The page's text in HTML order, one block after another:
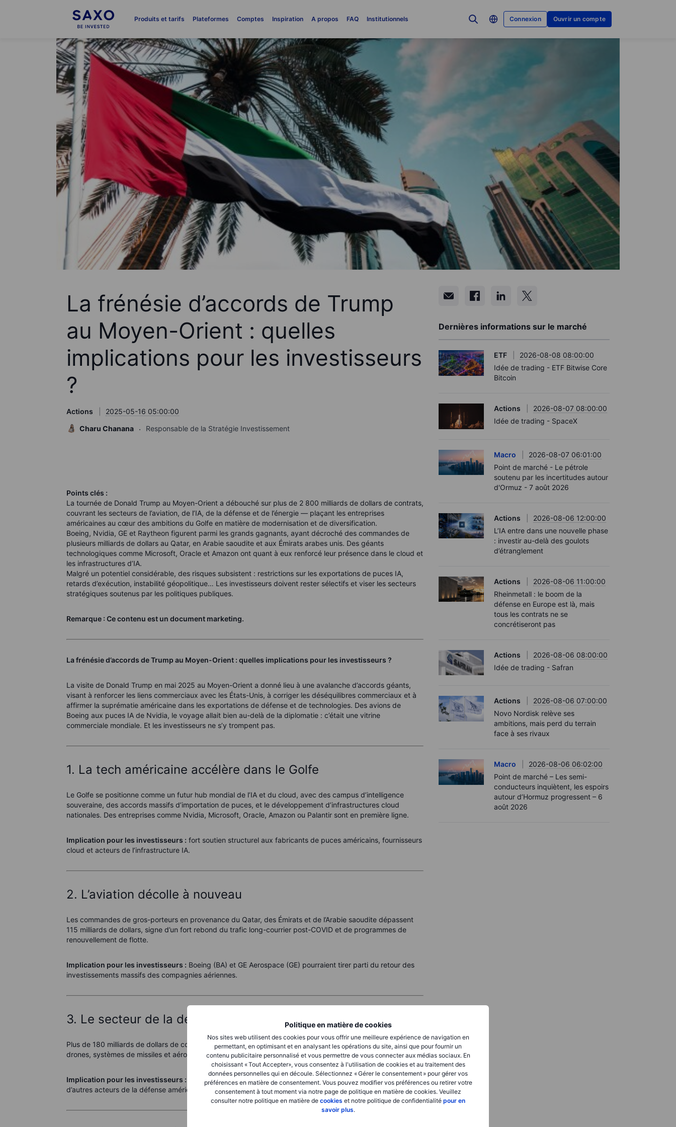
Produits et tarifs Plateformes Comptes Inspiration A propos FAQ Institutionnels Connexion Ouvrir un compte
Politique en matière de cookies
Nos sites web utilisent des cookies pour vous offrir une meilleure expérience de navigation en
permettant, en optimisant et en analysant les opérations du site, ainsi que pour fournir un
contenu publicitaire personnalisé et vous permettre de vous connecter aux médias sociaux. En
choisissant « Tout Accepter», vous consentez à l'utilisation de cookies et au traitement des
données personnelles qui en découle. Sélectionnez « Gérer le consentement » pour gérer vos
préférences en matière de consentement. Vous pouvez modifier vos préférences ou retirer votre
consentement à tout moment via notre page de politique en matière de cookies. Veuillez
consulter notre politique en matière de cookies et notre politique de confidentialité pour en
savoir plus.
La frénésie d’accords de Trump
au Moyen-Orient : quelles
implications pour les investisseurs
?
Actions
2025-05-16 05:00:00
Charu Chanana
Responsable de la Stratégie Investissement
Points clés :
La tournée de Donald Trump au Moyen-Orient a débouché sur plus de 2 800 milliards de dollars de contrats,
couvrant les secteurs de l’aviation, de l’IA, de la défense et de l’énergie — plaçant les entreprises
américaines au cœur des ambitions du Golfe en matière de modernisation et de diversification.
Boeing, Nvidia, GE et Raytheon figurent parmi les grands gagnants, ayant décroché des commandes de
plusieurs milliards de dollars au Qatar, en Arabie saoudite et aux Émirats arabes unis. Des géants
technologiques comme Microsoft, Oracle et Amazon ont quant à eux renforcé leur présence dans le cloud et
les infrastructures d’IA.
Malgré un potentiel considérable, des risques subsistent : restrictions sur les exportations de puces IA,
retards d’exécution, instabilité géopolitique… Les investisseurs doivent rester sélectifs et viser les secteurs
stratégiques soutenus par les politiques publiques.
Remarque : Ce contenu est un document marketing.
La frénésie d’accords de Trump au Moyen-Orient : quelles implications pour les investisseurs ?
La visite de Donald Trump en mai 2025 au Moyen-Orient a donné lieu à une avalanche d’accords géants,
visant à renforcer les liens commerciaux avec les États-Unis, à corriger les déséquilibres commerciaux et à
affirmer la suprématie américaine dans les exportations de défense et de technologies. Des avions de
Boeing aux puces IA de Nvidia, le voyage allait bien au-delà de la diplomatie : c’était une vitrine
commerciale mondiale. Et les investisseurs ne s’y trompent pas.
1. La tech américaine accélère dans le Golfe
Le Golfe se positionne comme un futur hub mondial de l’IA et du cloud, avec des campus d’intelligence
souveraine, des accords massifs d’importation de puces, et le développement d’infrastructures cloud
nationales. Des entreprises comme Nvidia, Microsoft, Oracle, Amazon ou Palantir sont en première ligne.
Implication pour les investisseurs : fort soutien structurel aux fabricants de puces américains, fournisseurs
cloud et acteurs de l’infrastructure IA.
2. L’aviation décolle à nouveau
Les commandes de gros-porteurs en provenance du Qatar, des Émirats et de l’Arabie saoudite dépassent
115 milliards de dollars, signe d’un fort rebond du trafic long-courrier post-COVID et de programmes de
renouvellement de flotte.
Implication pour les investisseurs : Boeing (BA) et GE Aerospace (GE) pourraient tirer parti du retour des
investissements massifs des compagnies aériennes.
3. Le secteur de la défense repart de l’avant
Plus de 180 milliards de dollars de contrats de défense ont été annoncés ou confirmés, portant sur les
drones, systèmes de missiles et aéronefs — illustrant un regain de priorité donné à la sécurité régionale.
Implication pour les investisseurs : Raytheon (RTX), Lockheed Martin (LMT), Northrop Grumman (NOC) et
d’autres acteurs de la défense américaine pourraient bénéficier d’un regain de commandes.
Dernières informations sur le marché
ETF
2026-08-08 08:00:00
Idée de trading - ETF Bitwise Core
Bitcoin
Actions
2026-08-07 08:00:00
Idée de trading - SpaceX
Macro
2026-08-07 06:01:00
Point de marché - Le pétrole
soutenu par les incertitudes autour
d'Ormuz - 7 août 2026
Actions
2026-08-06 12:00:00
L’IA entre dans une nouvelle phase
: investir au-delà des goulots
d’étranglement
Actions
2026-08-06 11:00:00
Rheinmetall : le boom de la
défense en Europe est là, mais
tous les contrats ne se
concrétiseront pas
Actions
2026-08-06 08:00:00
Idée de trading - Safran
Actions
2026-08-06 07:00:00
Novo Nordisk relève ses
ambitions, mais perd du terrain
face à ses rivaux
Macro
2026-08-06 06:02:00
Point de marché – Les semi-
conducteurs inquiètent, les espoirs
autour d’Hormuz progressent – 6
août 2026